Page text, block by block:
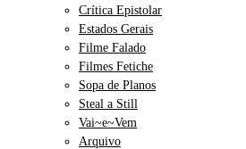
Crítica Epistolar
Estados Gerais
Filme Falado
Filmes Fetiche
Sopa de Planos
Steal a Still
Vai~e~Vem
Arquivo